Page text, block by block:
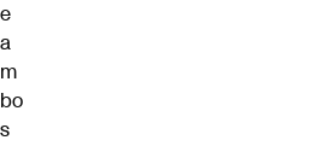
e
a
m
bo
s